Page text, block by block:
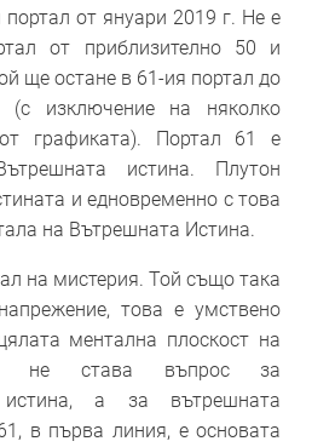
от януари 2019 г. Не е
от приблизително 50 и
ще остане в 61-ия портал до
(с изключение на няколко
графиката). Портал 61 е
истина. Плутон
и едновременно с това
на Вътрешната Истина.
на мистерия. Той също така
това е умствено
ментална плоскост на
не става въпрос за
истина, а за вътрешната
в първа линия, е основата